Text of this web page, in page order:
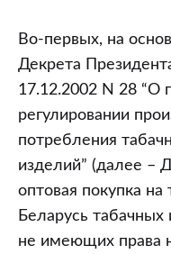
Во-первых, на
Декрета
17.12.2002 N 28 “О
регулировании
потребления
изделий” (далее –
оптовая покупка
Беларусь
не имеющих права